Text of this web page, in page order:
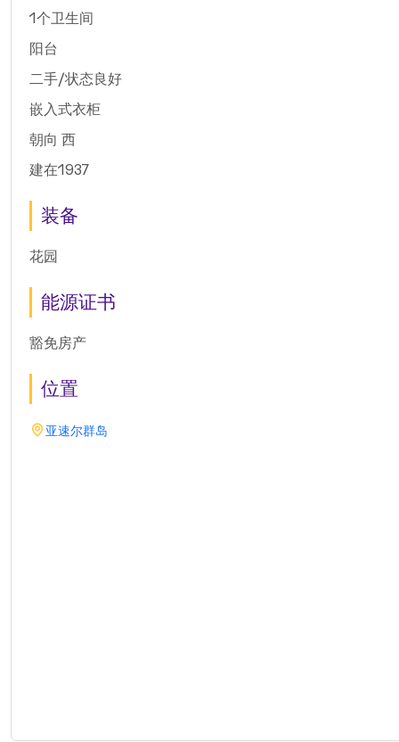
1个卫生间
阳台
二手/状态良好
嵌入式衣柜
朝向 西
建在1937
装备
花园
能源证书
豁免房产
位置
亚速尔群岛